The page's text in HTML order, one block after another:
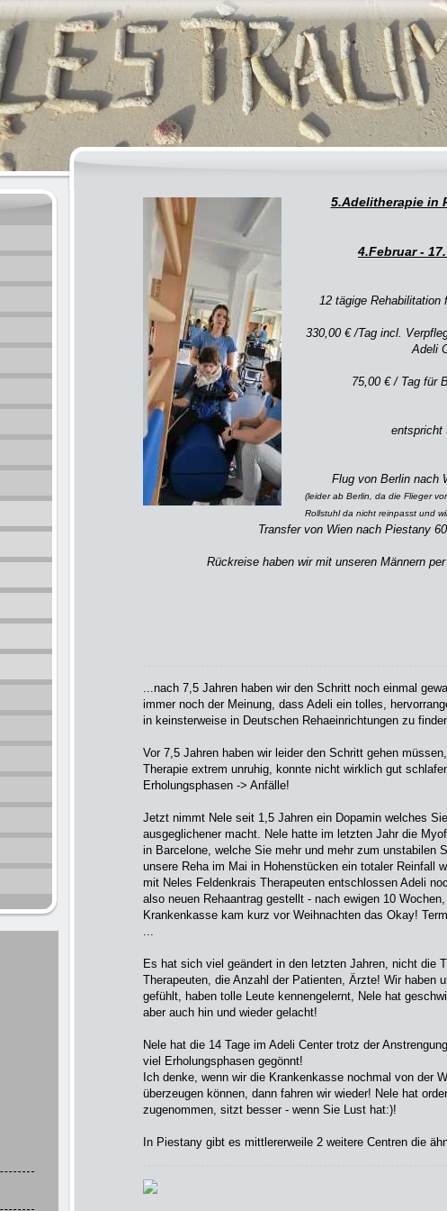
5.Adelitherapie in
4.Februar -
12 tägige Rehabilitation
330,00 € /Tag incl.
Adeli
75,00 € / Tag für
entspricht
Flug von Berlin nach
(leider ab Berlin, da die Flieger
Rollstuhl da nicht reinpasst und
Transfer von Wien nach Piestany
Rückreise haben wir mit unseren Männern
...nach 7,5 Jahren haben wir den Schritt noch einmal
immer noch der Meinung, dass Adeli ein tolles,
in keinsterweise in Deutschen Rehaeinrichtungen zu
Vor 7,5 Jahren haben wir leider den Schritt gehen
Therapie extrem unruhig, konnte nicht wirklich gut
Erholungsphasen -> Anfälle!
Jetzt nimmt Nele seit 1,5 Jahren ein Dopamin welches
ausgeglichener macht. Nele hatte im letzten Jahr die
in Barcelone, welche Sie mehr und mehr zum unstabilen
unsere Reha im Mai in Hohenstücken ein totaler Reinfall
mit Neles Feldenkrais Therapeuten entschlossen Adeli
also neuen Rehaantrag gestellt - nach ewigen 10
Krankenkasse kam kurz vor Weihnachten das Okay!
...
Es hat sich viel geändert in den letzten Jahren, nicht die
Therapeuten, die Anzahl der Patienten, Ärzte! Wir haben
gefühlt, haben tolle Leute kennengelernt, Nele hat
aber auch hin und wieder gelacht!
Nele hat die 14 Tage im Adeli Center trotz der
viel Erholungsphasen gegönnt!
Ich denke, wenn wir die Krankenkasse nochmal von der
überzeugen können, dann fahren wir wieder! Nele hat
zugenommen, sitzt besser - wenn Sie Lust hat:)!
In Piestany gibt es mittlererweile 2 weitere Centren die